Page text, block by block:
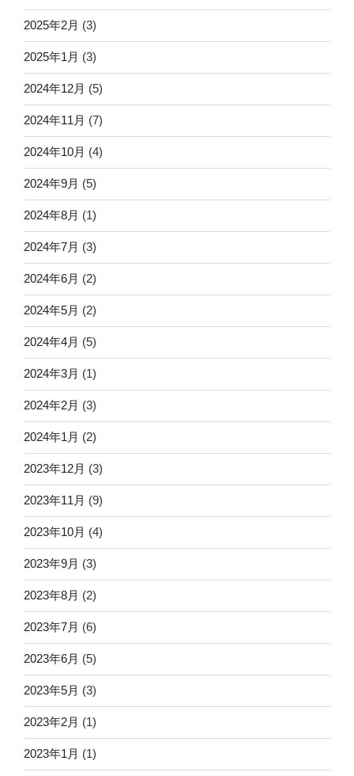
2025年2月 (3)
2025年1月 (3)
2024年12月 (5)
2024年11月 (7)
2024年10月 (4)
2024年9月 (5)
2024年8月 (1)
2024年7月 (3)
2024年6月 (2)
2024年5月 (2)
2024年4月 (5)
2024年3月 (1)
2024年2月 (3)
2024年1月 (2)
2023年12月 (3)
2023年11月 (9)
2023年10月 (4)
2023年9月 (3)
2023年8月 (2)
2023年7月 (6)
2023年6月 (5)
2023年5月 (3)
2023年2月 (1)
2023年1月 (1)